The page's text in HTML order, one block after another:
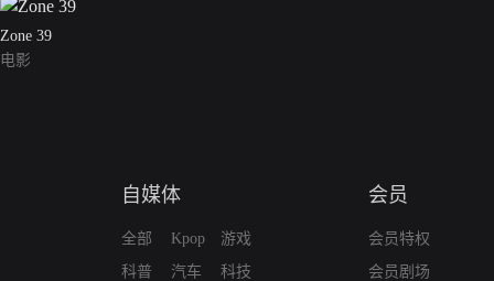
Zone 39
电影
自媒体
全部
科普
Kpop
汽车
游戏
科技
会员
会员特权
会员剧场